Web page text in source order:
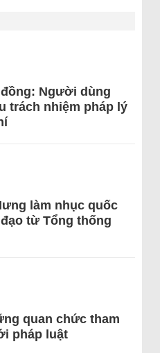
Người dùng
trách nhiệm pháp lý
làm nhục quốc
từ Tổng thống
quan chức tham
pháp luật